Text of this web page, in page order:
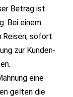
Betrag ist
Bei einem
sofort
zur Kunden-
eine
gelten die